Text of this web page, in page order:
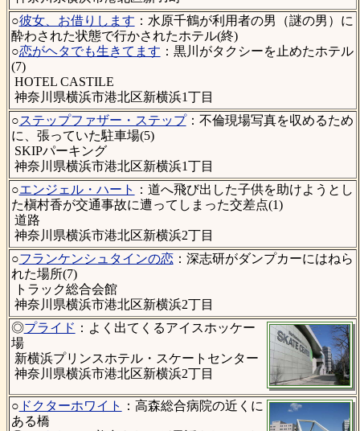
○彼女、お借りします ：水原千鶴が利用者の男（謎の男）に
酔わされた状態で行かされたホテル(終)
○恋がヘタでも生きてます ：黒川がタクシーを止めたホテル
(7)
HOTEL CASTILE
神奈川県横浜市港北区新横浜1丁目
○ステップファザー・ステップ：不倫現場写真を収めるため
に、張っていた駐車場(5)
SKIPパーキング
神奈川県横浜市港北区新横浜1丁目
○エンジェル・ハート
：道へ飛び出した子供を助けようとし
た槇村香が交通事故に遭ってしまった交差点(1)
道路
神奈川県横浜市港北区新横浜2丁目
○フランケンシュタインの恋：深志研がダンプカーにはねら
れた場所(7)
トラック総合会館
神奈川県横浜市港北区新横浜2丁目
◎プライド ：よく出てくるアイスホッケー
場
新横浜プリンスホテル・スケートセンター
神奈川県横浜市港北区新横浜2丁目
○ ドクターホワイト
：高森総合病院の近くに
ある橋